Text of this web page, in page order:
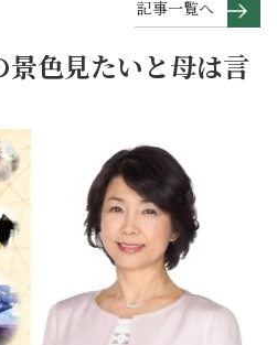
記事一覧へ
色見たいと母は言